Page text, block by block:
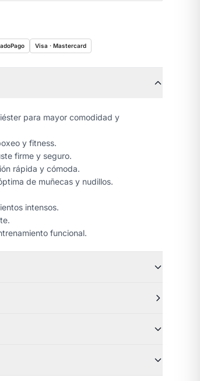
Visa · Mastercard
para mayor comodidad y
y fitness.
firme y seguro.
rápida y cómoda.
de muñecas y nudillos.
intensos.
funcional.